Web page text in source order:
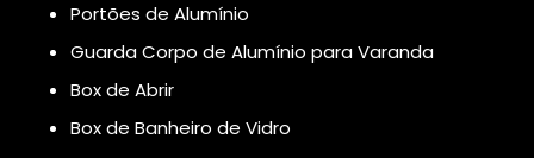
Portões de Alumínio
Guarda Corpo de Alumínio para Varanda
Box de Abrir
Box de Banheiro de Vidro